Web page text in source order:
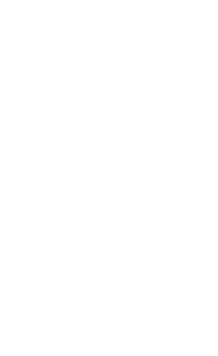
và các tác nhân gây dị ứng trong
bảo vệ sức khỏe của các thành
Chế độ này thích hợp vào